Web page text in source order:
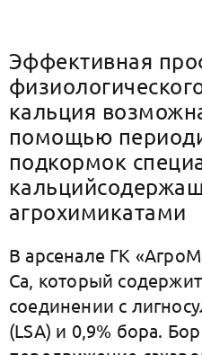
Эффективная
кальция
помощью
подкормок
агрохимикатами
В арсенале ГК
Са, который
соединении с
(LSA) и 0,9% бора.